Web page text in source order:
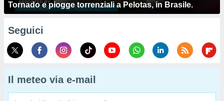
Tornado e piogge torrenziali a Pelotas, in Brasile.
Seguici
Il meteo via e-mail